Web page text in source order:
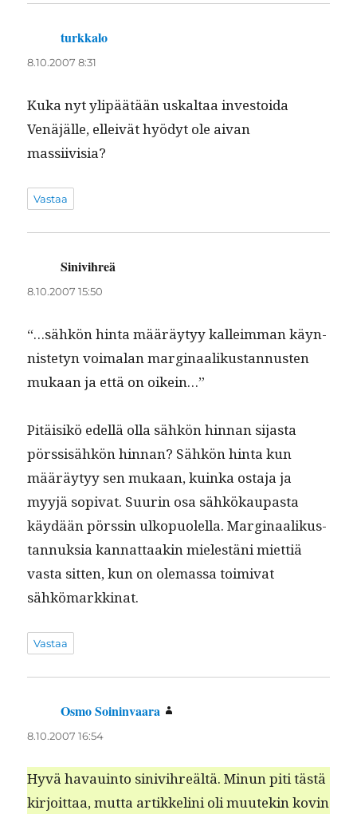
turkkalo
8.10.2007 8:31
Kuka nyt ylipäätään uskaltaa investoi­da
Venäjälle, elleivät hyödyt ole aivan
massiivisia?
Vastaa
Sinivihreä
8.10.2007 15:50
“…sähkön hin­ta määräy­tyy kalleim­man käyn­
nis­te­tyn voimalan mar­gin­aa­likus­tan­nusten
mukaan ja että on oikein…”
Pitäisikö edel­lä olla sähkön hin­nan sijas­ta
pörssisähkön hin­nan? Sähkön hin­ta kun
määräy­tyy sen mukaan, kuin­ka osta­ja ja
myyjä sopi­vat. Suurin osa sähkökau­pas­ta
käy­dään pörssin ulkop­uolel­la. Mar­gin­aa­likus­
tan­nuk­sia kan­nat­taakin mielestäni miet­tiä
vas­ta sit­ten, kun on ole­mas­sa toimi­vat
sähkömarkkinat.
Vastaa
Osmo Soininvaara
8.10.2007 16:54
Hyvä havauin­to sinivihreältä. Min­un piti tästä
kir­joit­taa, mut­ta artikke­li­ni oli muutekin kovin